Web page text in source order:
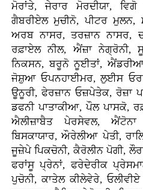
ਮੋਰਾਂਤੇ, ਜੇਰਾਰ ਮੋਰਦੀਯਾ,
ਗੈਬਰੀਏਲ ਮੁਚੀਨੋ, ਪੀਟਰ ਮੁਲਨ,
ਅਰਬ ਨਾਸਰ, ਤਰਜ਼ਾਨ ਨਾਸਰ,
ਰਫ਼ਾਏਲ ਨੀਲ, ਐਂਜ਼ਾ ਨੇਗ੍ਰੋਨੀ,
ਨਿਕਸਨ, ਬਰੂਨੋ ਨੂਈਤਾਂ, ਐਂਡਰੀਆ
ਜੋਸ਼ੁਆ ਓਪਨਹਾਈਮਰ, ਲੁਈਸ
ਊਨੂਰੀ, ਫੇਰਜ਼ਾਨ ਓਜ਼ਪੇਤੇਕ, ਰੋਜ਼ਾ
ਡਫਨੀ ਪਾਤਾਕੀਆ, ਪੌਲ ਪਾਸਕੋ,
ਐਲੀਜ਼ਾਬੈਤ ਪੇਰਸੇਵਲ,
ਬਿਸਕਾਯਾਰ, ਔਰੇਲੀਆ ਪੇਤੀ,
ਜੂਜ਼ੇਪੇ ਪਿਕਚੋਨੀ, ਕੈਰੋਲੀਨ ਪੋਗੀ,
ਫਰਾਂਸੂ ਪ੍ਰੇਨਾਂ, ਫਰੇਦੇਰੀਕ
ਪੁਚੋਨੀ, ਕਾਤੇਲ ਕੀਲੇਵੇਰੇ,